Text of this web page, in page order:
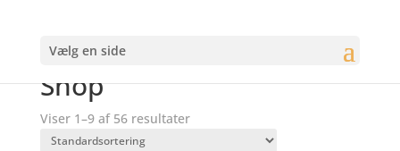
Vælg en side
Forside
Shop
Viser 1–9 af 56 resultater